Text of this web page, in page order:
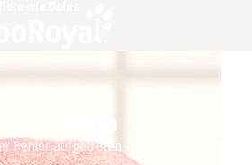
Problem
Fehler aufgetreten – wir sind